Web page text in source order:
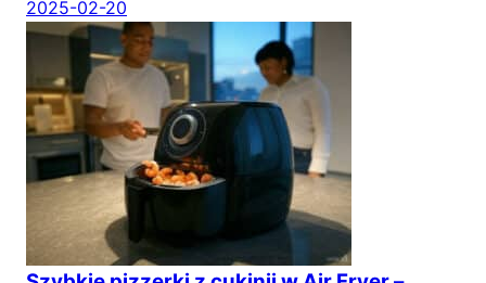
2025-02-20